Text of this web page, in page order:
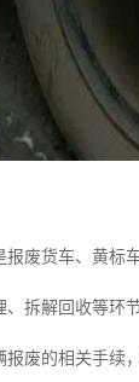
废货车、黄标
拆解回收等环
废的相关手续